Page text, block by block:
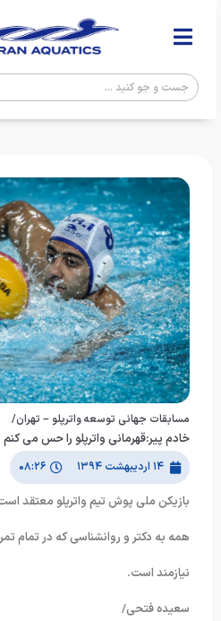
مسابقات جهانی توسعه واترپلو – تهران/
خادم پیر:قهرمانی واترپلو را حس می کنم
۱۴ اردیبهشت ۱۳۹۴ ۰۸:۲۶
بازیکن ملی پوش تیم واترپلو معتقد
همه به دکتر و روانشناسی که در تمام
نیازمند است.
سعیده فتحی/